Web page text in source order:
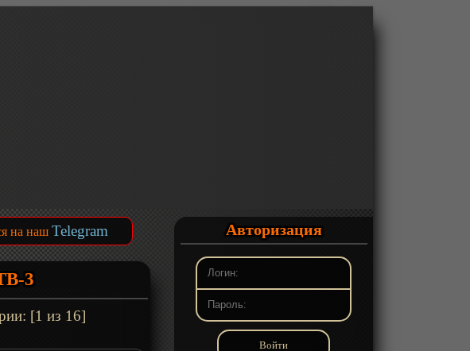
на наш Telegram
3
[1 из 16]
Авторизация